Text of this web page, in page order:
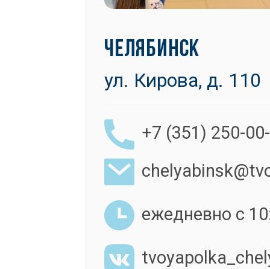
ЧЕЛЯБИНСК
ул. Кирова, д. 110
+7 (351) 250-
ежедневно с